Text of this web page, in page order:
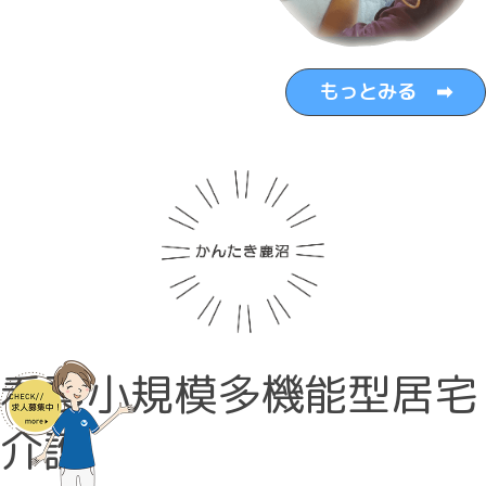
もっとみる ➡
看護小規模多機能型居宅
介護